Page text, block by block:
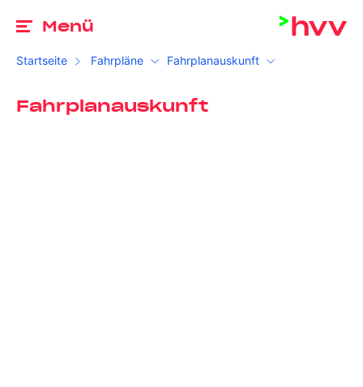
Menü
Startseite Fahrpläne Fahrplanauskunft
Fahrplanauskunft